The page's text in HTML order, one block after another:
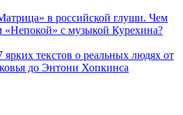
в российской глуши. Чем
«Непокой» с музыкой Курехина?
текстов о реальных людях от
до Энтони Хопкинса